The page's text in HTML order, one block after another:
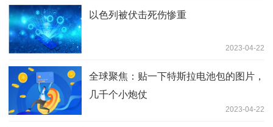
以色列被伏击死伤惨重
2023-04-22
全球聚焦：贴一下特斯拉电池包的图片，
几千个小炮仗
2023-04-22